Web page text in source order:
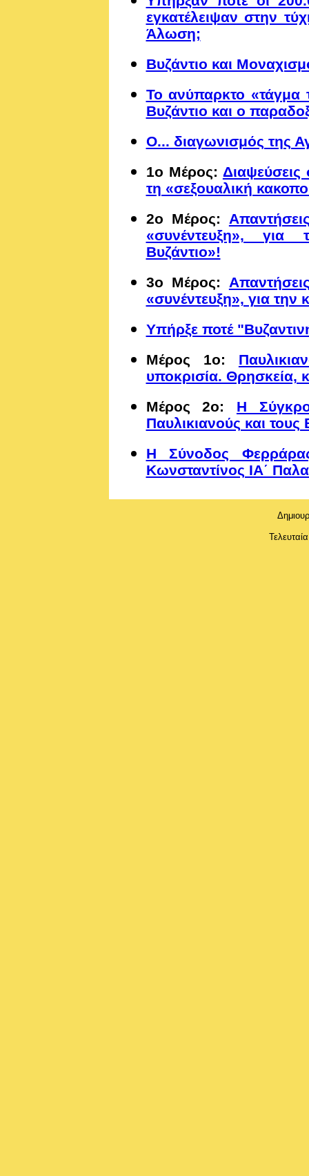
εγκατέλειψαν στην
Άλωση;
Βυζάντιο και
Το ανύπαρκτο «τάγμα
Βυζάντιο και ο
Ο... διαγωνισμός της
1ο Μέρος: Διαψεύσεις
τη «σεξουαλική
2ο Μέρος:
«συνέντευξη»,
Βυζάντιο»!
3ο Μέρος:
«συνέντευξη», για την
Υπήρξε ποτέ
Μέρος 1ο:
υποκρισία. Θρησκεία,
Μέρος 2ο: Η
Παυλικιανούς και τους
Η Σύνοδος
Κωνσταντίνος ΙΑ΄